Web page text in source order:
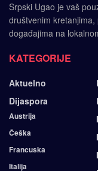
Srpski Ugao je vaš
društvenim
događajima na
KATEGORIJE
Aktuelno
Dijaspora
Austrija
Češka
Francuska
Italija